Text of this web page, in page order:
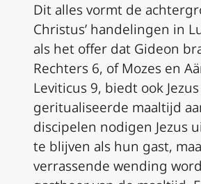
Dit alles vormt de
Christus’ handelingen in
als het offer dat Gideon
Rechters 6, of Mozes en
Leviticus 9, biedt ook
geritualiseerde maaltijd
discipelen nodigen Jezus
te blijven als hun gast,
verrassende wending